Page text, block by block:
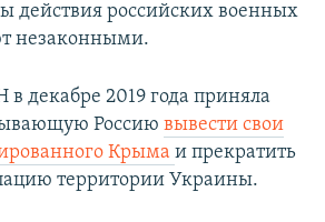
действия российских военных
незаконными.
в декабре 2019 года приняла
Россию вывести свои
Крыма и прекратить
территории Украины.